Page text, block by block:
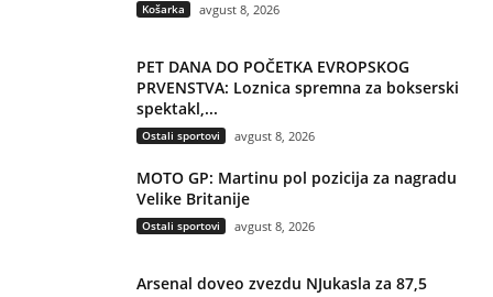
Košarka avgust 8, 2026
PET DANA DO POČETKA EVROPSKOG
PRVENSTVA: Loznica spremna za bokserski
spektakl,...
Ostali sportovi avgust 8, 2026
MOTO GP: Martinu pol pozicija za nagradu
Velike Britanije
Ostali sportovi avgust 8, 2026
Arsenal doveo zvezdu NJukasla za 87,5